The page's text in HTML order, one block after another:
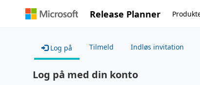
Release Planner
Log på Tilmeld Indløs invitation
Log på med din konto